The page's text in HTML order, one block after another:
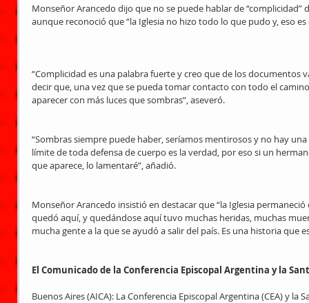
Monseñor Arancedo dijo que no se puede hablar de “complicidad”
aunque reconoció que “la Iglesia no hizo todo lo que pudo y, eso
“Complicidad es una palabra fuerte y creo que de los documentos
decir que, una vez que se pueda tomar contacto con todo el
aparecer con más luces que sombras”, aseveró.
“Sombras siempre puede haber, seríamos mentirosos y no hay
límite de toda defensa de cuerpo es la verdad, por eso si un
que aparece, lo lamentaré”, añadió.
Monseñor Arancedo insistió en destacar que “la Iglesia
quedó aquí, y quedándose aquí tuvo muchas heridas, muchas
mucha gente a la que se ayudó a salir del país. Es una historia que
El Comunicado de la Conferencia Episcopal Argentina y la
Buenos Aires (AICA): La Conferencia Episcopal Argentina (CEA) y la